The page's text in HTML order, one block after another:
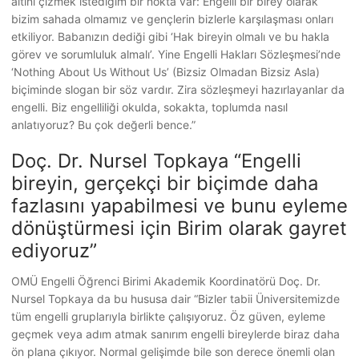
bizim sahada olmamız ve gençlerin bizlerle karşılaşması onları
etkiliyor. Babanızın dediği gibi ‘Hak bireyin olmalı ve bu hakla
görev ve sorumluluk almalı’. Yine Engelli Hakları Sözleşmesi’nde
‘Nothing About Us Without Us’ (Bizsiz Olmadan Bizsiz Asla)
biçiminde slogan bir söz vardır. Zira sözleşmeyi hazırlayanlar da
engelli. Biz engelliliği okulda, sokakta, toplumda nasıl
anlatıyoruz? Bu çok değerli bence.”
Doç. Dr. Nursel Topkaya “Engelli
bireyin, gerçekçi bir biçimde daha
fazlasını yapabilmesi ve bunu eyleme
dönüştürmesi için Birim olarak gayret
ediyoruz”
OMÜ Engelli Öğrenci Birimi Akademik Koordinatörü Doç. Dr.
Nursel Topkaya da bu hususa dair “Bizler tabii Üniversitemizde
tüm engelli gruplarıyla birlikte çalışıyoruz. Öz güven, eyleme
geçmek veya adım atmak sanırım engelli bireylerde biraz daha
ön plana çıkıyor. Normal gelişimde bile son derece önemli olan